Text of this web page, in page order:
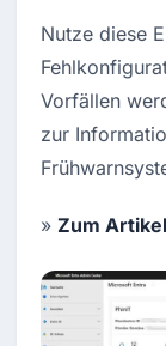
Nutze diese
Vorfällen
zur
» Zum